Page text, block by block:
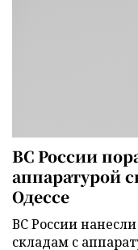
ВС России
аппаратурой
Одессе
ВС России
складам с